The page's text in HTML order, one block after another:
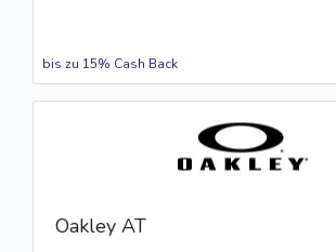
bis zu 15% Cash Back
Oakley AT